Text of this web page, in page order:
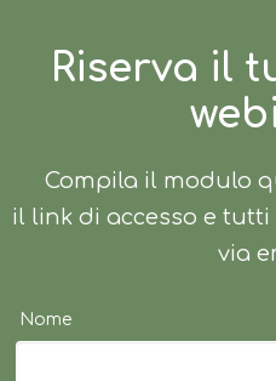
Riserva il
Compila il modulo
il link di accesso e
via
Nome